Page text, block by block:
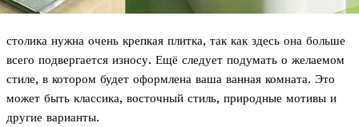
столика нужна очень крепкая плитка, так как здесь она больше
всего подвергается износу. Ещё следует подумать о желаемом
стиле, в котором будет оформлена ваша ванная комната. Это
может быть классика, восточный стиль, природные мотивы и
другие варианты.